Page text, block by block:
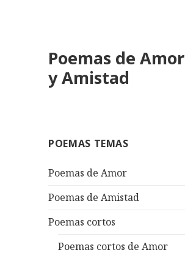
Poemas de Amor
y Amistad
POEMAS TEMAS
Poemas de Amor
Poemas de Amistad
Poemas cortos
Poemas cortos de Amor